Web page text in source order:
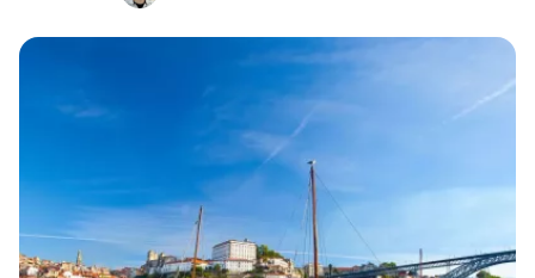
Continuer avec Facebook
Poursuivre avec le courrier
électronique